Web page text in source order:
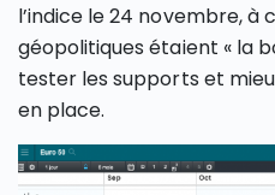
l’indice le 24 novembre, à
géopolitiques étaient « la
tester les supports et
en place.